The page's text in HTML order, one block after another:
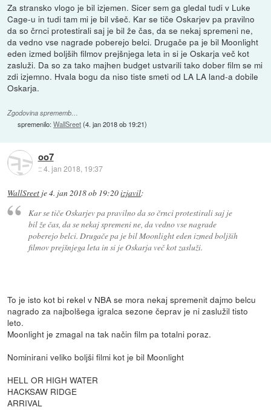
Za stransko vlogo je bil izjemen. Sicer sem ga gledal tudi v Luke
Cage-u in tudi tam mi je bil všeč. Kar se tiče Oskarjev pa pravilno
da so črnci protestirali saj je bil že čas, da se nekaj spremeni ne,
da vedno vse nagrade poberejo belci. Drugače pa je bil Moonlight
eden izmed boljših filmov prejšnjega leta in si je Oskarja več kot
zasluži. Da so za tako majhen budget ustvarili tako dober film se mi
zdi izjemno. Hvala bogu da niso tiste smeti od LA LA land-a dobile
Oskarja.
Zgodovina sprememb…
spremenilo:WallSreet(4. jan 2018 ob 19:21)
oo7
::4. jan 2018, 19:37
WallSreet je4. jan 2018 ob 19:20izjavil:
Kar se tiče Oskarjev pa pravilno da so črnci protestirali saj je
bil že čas, da se nekaj spremeni ne, da vedno vse nagrade
poberejo belci. Drugače pa je bil Moonlight eden izmed boljših
filmov prejšnjega leta in si je Oskarja več kot zasluži.
To je isto kot bi rekel v NBA se mora nekaj spremenit dajmo belcu
nagrado za najbolšega igralca sezone čeprav je ni zaslužil tisto
leto.
Moonlight je zmagal na tak način film pa totalni poraz.
Nominirani veliko boljši filmi kot je bil Moonlight
HELL OR HIGH WATER
HACKSAW RIDGE
ARRIVAL